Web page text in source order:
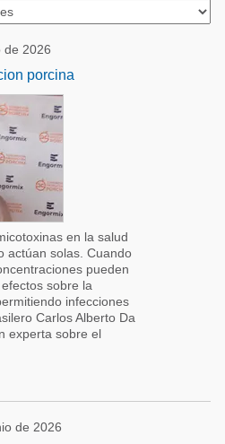
de 2026
porcina
en la salud
actúan solas. Cuando
pueden
sobre la
infecciones
Carlos Alberto Da
experta sobre el
de 2026